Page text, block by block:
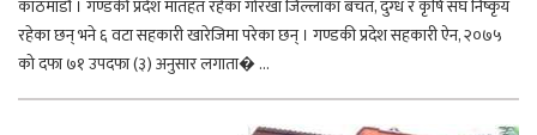
काठमाडौं । गण्डकी प्रदेश मातहत रहेका गोरखा जिल्लाका बचत, दुग्ध र कृषि संघ निष्कृय
रहेका छन् भने ६ वटा सहकारी खारेजिमा परेका छन् । गण्डकी प्रदेश सहकारी ऐन, २०७५
को दफा ७१ उपदफा (३) अनुसार लगाता� ...